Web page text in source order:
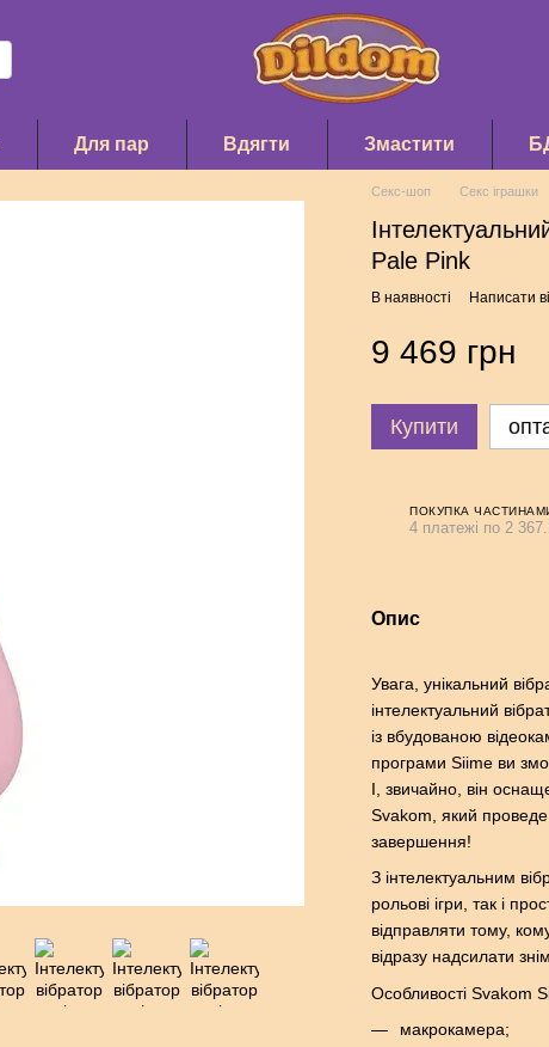
Для пар Вдягти Змастити
Секс-шоп Секс іграшки
Pale Pink
В наявності Написати
9 469 грн
Купити
ПОКУПКА
4 платежі по 2
Опис
Увага, унікальний
інтелектуальний
із вбудованою
програми Siime ви
І, звичайно, він
Svakom, який проведе
завершення!
З інтелектуальним
рольові ігри, так і
відправляти тому,
відразу надсилати
Особливості Svakom
макрокамера;